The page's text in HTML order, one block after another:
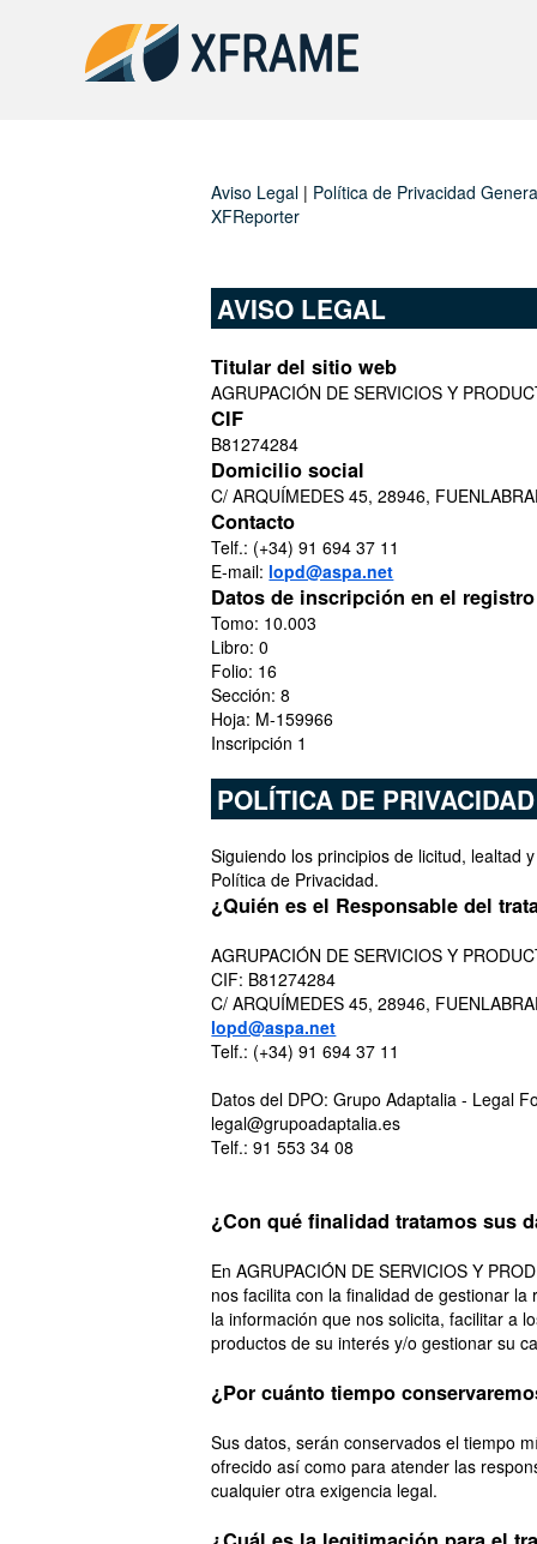
Aviso Legal | Política de Privacidad
XFReporter
AVISO LEGAL
Titular del sitio web
AGRUPACIÓN DE SERVICIOS Y
CIF
B81274284
Domicilio social
C/ ARQUÍMEDES 45, 28946,
Contacto
Telf.: (+34) 91 694 37 11
E-mail: lopd@aspa.net
Datos de inscripción en el
Tomo: 10.003
Libro: 0
Folio: 16
Sección: 8
Hoja: M-159966
Inscripción 1
POLÍTICA DE
Siguiendo los principios de licitud, lealtad
Política de Privacidad.
¿Quién es el Responsable del
AGRUPACIÓN DE SERVICIOS Y
CIF: B81274284
C/ ARQUÍMEDES 45, 28946,
lopd@aspa.net
Telf.: (+34) 91 694 37 11
Datos del DPO: Grupo Adaptalia - Legal
legal@grupoadaptalia.es
Telf.: 91 553 34 08
¿Con qué finalidad tratamos sus
En AGRUPACIÓN DE SERVICIOS Y
nos facilita con la finalidad de gestionar
la información que nos solicita, facilitar a
productos de su interés y/o gestionar su
¿Por cuánto tiempo
Sus datos, serán conservados el tiempo
ofrecido así como para atender las
cualquier otra exigencia legal.